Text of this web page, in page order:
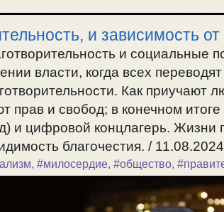
и зависимость от
и социальные
власти, когда всех
Как приучают
прав и свобод; в конечном
и цифровой концлагерь. Жизни
благочестия. /
, #милосердие, #общество,